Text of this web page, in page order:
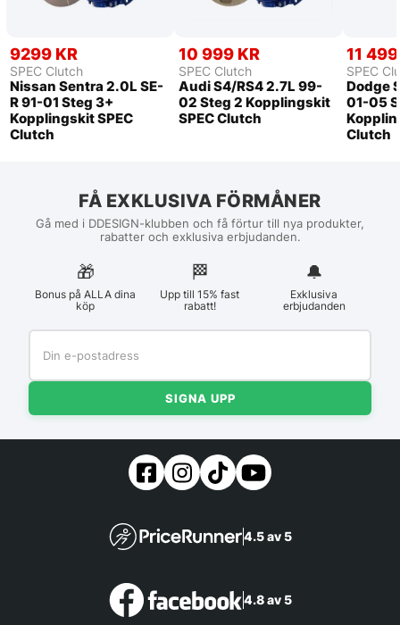
9299 KR
SPEC Clutch
Nissan Sentra 2.0L SE-
R 91-01 Steg 3+
Kopplingskit SPEC
Clutch
10 999 KR
SPEC Clutch
Audi S4/RS4 2.7L 99-
02 Steg 2 Kopplingskit
SPEC Clutch
11
SPEC
Dodge
01-05
Clutch
FÅ EXKLUSIVA FÖRMÅNER
Gå med i DDESIGN-klubben och få förtur till nya produkter,
rabatter och exklusiva erbjudanden.
🎁
Bonus på ALLA dina
köp
🏁︎
Upp till 15% fast
rabatt!
🔔
Exklusiva
erbjudanden
SIGNA UPP
4.5 av 5
4.8 av 5